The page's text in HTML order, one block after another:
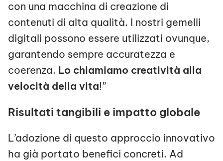
con una macchina di creazione di
contenuti di alta qualità. I nostri gemelli
digitali possono essere utilizzati ovunque,
garantendo sempre accuratezza e
coerenza. Lo chiamiamo creatività alla
velocità della vita!”
Risultati tangibili e impatto globale
L’adozione di questo approccio innovativo
ha già portato benefici concreti. Ad